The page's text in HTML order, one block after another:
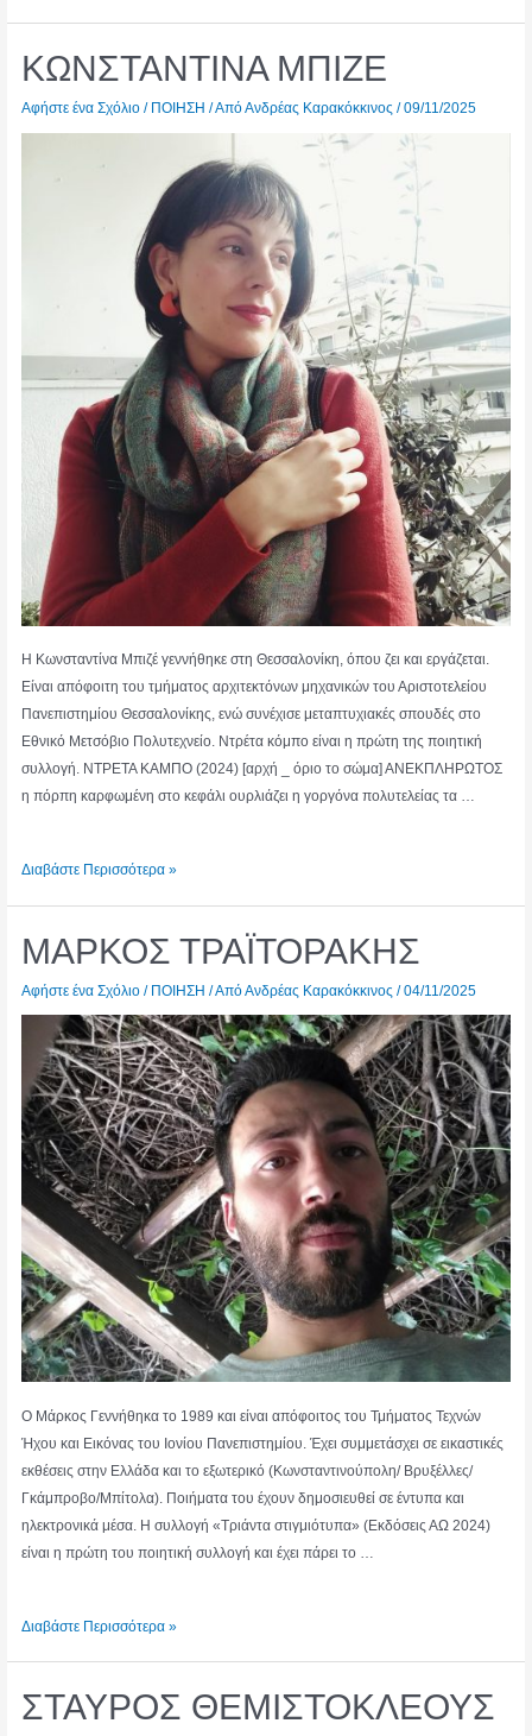
ΚΩΝΣΤΑΝΤΙΝΑ ΜΠΙΖΕ
Αφήστε ένα Σχόλιο / ΠΟΙΗΣΗ / ΑπόΑνδρέας Καρακόκκινος /09/11/2025
Η Κωνσταντίνα Μπιζέ γεννήθηκε στη Θεσσαλονίκη, όπου ζει και εργάζεται.
Είναι απόφοιτη του τμήματος αρχιτεκτόνων μηχανικών του Αριστοτελείου
Πανεπιστημίου Θεσσαλονίκης, ενώ συνέχισε μεταπτυχιακές σπουδές στο
Εθνικό Μετσόβιο Πολυτεχνείο. Ντρέτα κόμπο είναι η πρώτη της ποιητική
συλλογή. ΝΤΡΕΤΑ ΚΑΜΠΟ (2024) [αρχή _ όριο το σώμα] ΑΝΕΚΠΛΗΡΩΤΟΣ
η πόρπη καρφωμένη στο κεφάλι ουρλιάζει η γοργόνα πολυτελείας τα …
ΚΩΝΣΤΑΝΤΙΝΑ
Διαβάστε Περισσότερα »
ΜΑΡΚΟΣ ΤΡΑΪΤΟΡΑΚΗΣ
Αφήστε ένα Σχόλιο / ΠΟΙΗΣΗ / ΑπόΑνδρέας Καρακόκκινος /04/11/2025
Ο Μάρκος Γεννήθηκα το 1989 και είναι απόφοιτος του Τμήματος Τεχνών
Ήχου και Εικόνας του Ιονίου Πανεπιστημίου. Έχει συμμετάσχει σε εικαστικές
εκθέσεις στην Ελλάδα και το εξωτερικό (Κωνσταντινούπολη/ Βρυξέλλες/
Γκάμπροβο/Μπίτολα). Ποιήματα του έχουν δημοσιευθεί σε έντυπα και
ηλεκτρονικά μέσα. Η συλλογή «Τριάντα στιγμιότυπα» (Εκδόσεις ΑΩ 2024)
είναι η πρώτη του ποιητική συλλογή και έχει πάρει το …
ΜΑΡΚΟΣ
Διαβάστε Περισσότερα »
ΣΤΑΥΡΟΣ ΘΕΜΙΣΤΟΚΛΕΟΥΣ